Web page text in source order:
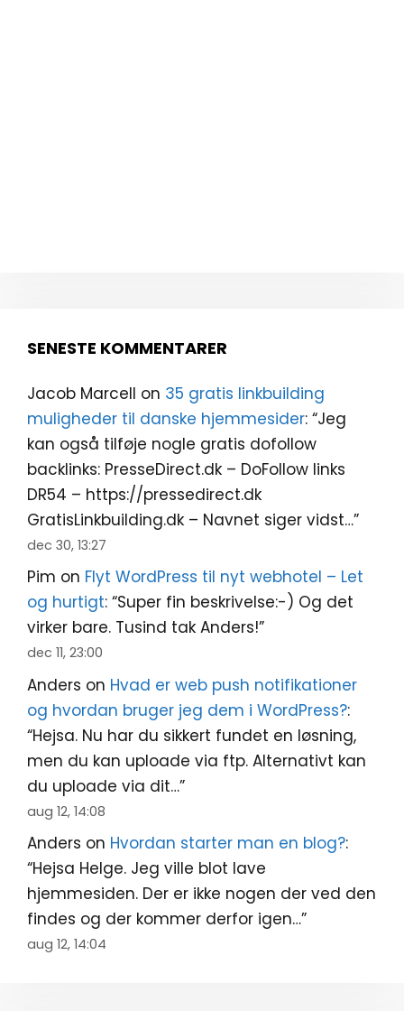
SENESTE KOMMENTARER
Jacob Marcell on 35 gratis linkbuilding
muligheder til danske hjemmesider: “Jeg
kan også tilføje nogle gratis dofollow
backlinks: PresseDirect.dk – DoFollow links
DR54 – https://pressedirect.dk
GratisLinkbuilding.dk – Navnet siger vidst…”
dec 30, 13:27
Pim on Flyt WordPress til nyt webhotel – Let
og hurtigt: “Super fin beskrivelse:-) Og det
virker bare. Tusind tak Anders!”
dec 11, 23:00
Anders on Hvad er web push notifikationer
og hvordan bruger jeg dem i WordPress?:
“Hejsa. Nu har du sikkert fundet en løsning,
men du kan uploade via ftp. Alternativt kan
du uploade via dit…”
aug 12, 14:08
Anders on Hvordan starter man en blog?:
“Hejsa Helge. Jeg ville blot lave
hjemmesiden. Der er ikke nogen der ved den
findes og der kommer derfor igen…”
aug 12, 14:04